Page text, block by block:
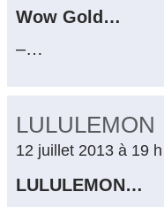
Wow Gold…
–…
LULULEMON
12 juillet 2013 à 19
LULULEMON…